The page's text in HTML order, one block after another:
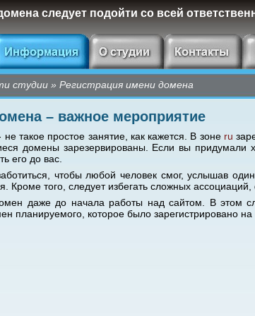
следует подойти со всей
студии » Регистрация имени домена
– важное мероприятие
такое простое занятие, как кажется. В зоне ru
домены зарезервированы. Если вы
его до вас.
чтобы любой человек смог, услышав
Кроме того, следует избегать сложных
даже до начала работы над сайтом. В этом
планируемого, которое было зарегистрировано на